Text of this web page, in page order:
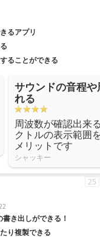
るアプリ
ることができる
サウンドの音程
れる
周波数が確認出来
クトルの表示範囲
メリットです
シャッキー
き出しができる！
り複製できる
25